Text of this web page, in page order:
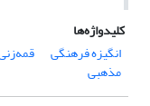
کلیدواژه‌ها
انگیزه فرهنگی
مذهبی